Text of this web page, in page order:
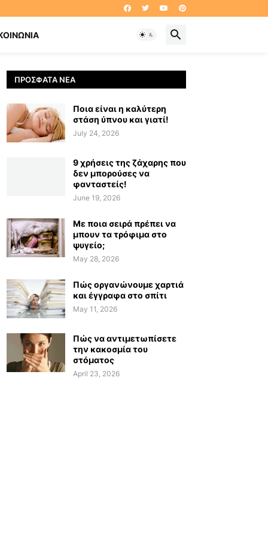
ΠΡΌΣΦΑΤΑ ΝΈΑ
Ποια είναι η καλύτερη
στάση ύπνου και γιατί!
July 24, 2026
9 χρήσεις της ζάχαρης που
δεν μπορούσες να
φανταστείς!
June 19, 2026
Με ποια σειρά πρέπει να
μπουν τα τρόφιμα στο
ψυγείο;
May 28, 2026
Πώς οργανώνουμε χαρτιά
και έγγραφα στο σπίτι
May 11, 2026
Πώς να αντιμετωπίσετε
την κακοσμία του
στόματος
April 23, 2026